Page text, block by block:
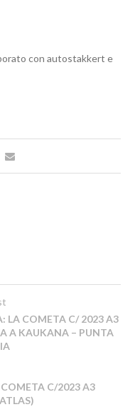
con autostakkert e
LA COMETA C/ 2023 A3
A KAUKANA – PUNTA
C/2023 A3